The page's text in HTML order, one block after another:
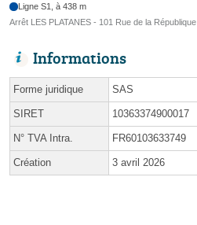
Ligne S1, à 438 m
Arrêt LES PLATANES - 101 Rue de la République
Informations
Forme juridique SAS
SIRET 10363374900017
N° TVA Intra. FR60103633749
Création 3 avril 2026